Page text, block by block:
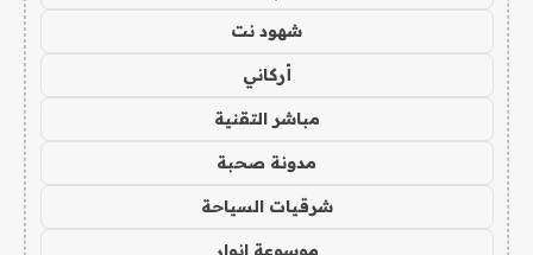
شهود نت
أركاني
مباشر التقنية
مدونة صحبة
شرقيات السياحة
موسوعة انوار